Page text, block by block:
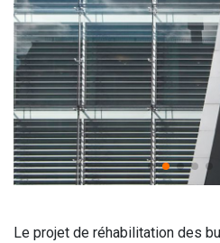
Le projet de réhabilitation des